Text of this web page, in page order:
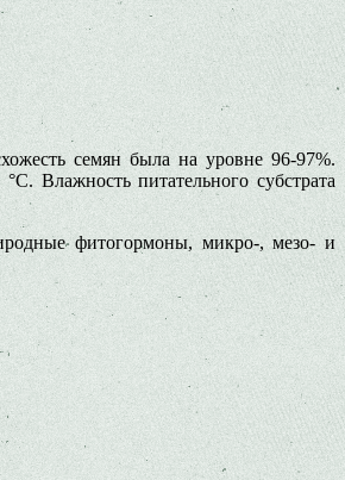
семян была на уровне 96-97%.
Влажность питательного субстрата
фитогормоны, микро-, мезо- и